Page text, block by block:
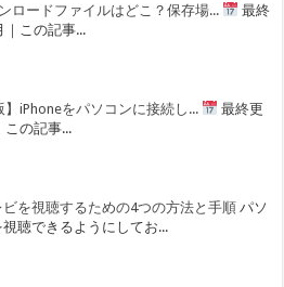
ロードファイルはどこ？保存場...
最終
｜この記事...
】iPhoneをパソコンに接続し...
最終更
この記事...
を視聴するための4つの方法と手順 パソ
聴できるようにしてお...